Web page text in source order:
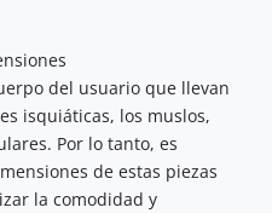
del usuario que llevan
isquiáticas, los muslos,
Por lo tanto, es
de estas piezas
la comodidad y